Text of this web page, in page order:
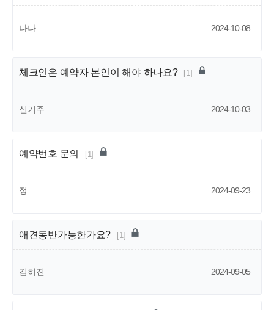
나나 2024-10-08
체크인은 예약자 본인이 해야 하나요? [1]
신기주 2024-10-03
예약번호 문의 [1]
정.. 2024-09-23
애견동반가능한가요? [1]
김히진 2024-09-05